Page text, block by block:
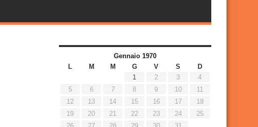
Gennaio 1970
L
M M G V S
D
1
2 3
4
5
6 7 8 9 10
11
12
13 14 15 16 17
18
19
20 21 22 23 24
25